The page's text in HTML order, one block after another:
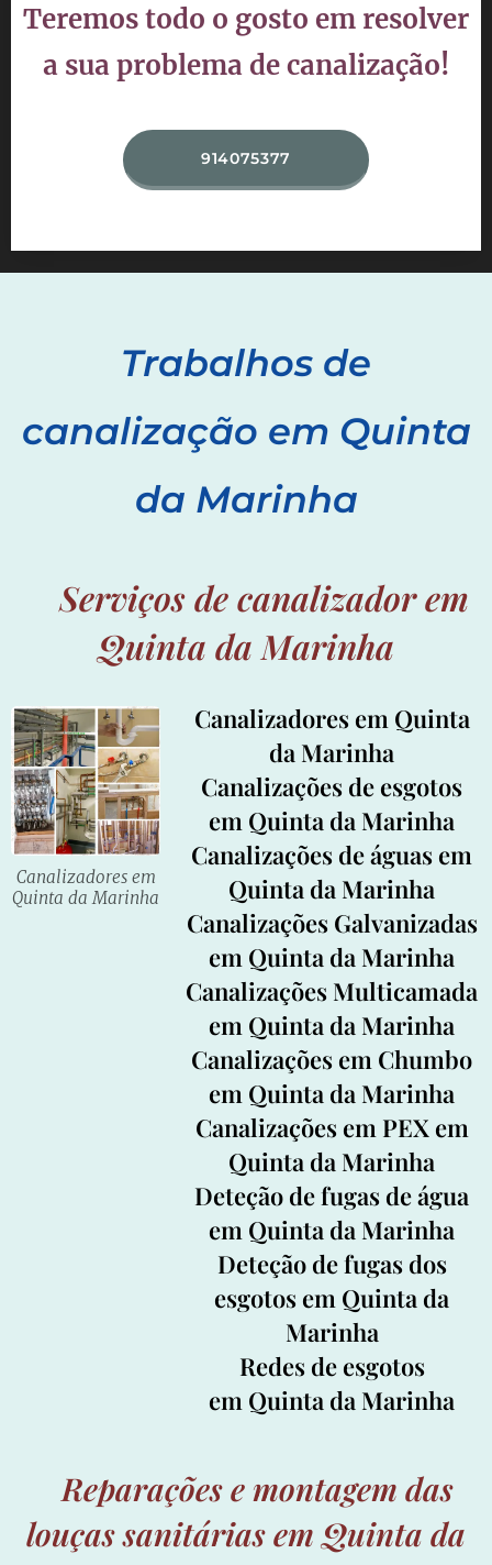
Teremos todo o gosto em resolver
a sua problema de canalização!
914075377
Trabalhos de
canalização em Quinta
da Marinha
Serviços de canalizador em
Quinta da Marinha
Canalizadores em
Quinta da Marinha
Canalizadores em Quinta
da Marinha
Canalizações de esgotos
em Quinta da Marinha
Canalizações de águas em
Quinta da Marinha
Canalizações Galvanizadas
em Quinta da Marinha
Canalizações Multicamada
em Quinta da Marinha
Canalizações em Chumbo
em Quinta da Marinha
Canalizações em PEX em
Quinta da Marinha
Deteção de fugas de água
em Quinta da Marinha
Deteçãode fugas dos
esgotos em Quinta da
Marinha
Redes de esgotos
em Quinta da Marinha
Reparações e montagem das
louças sanitárias em Quinta da